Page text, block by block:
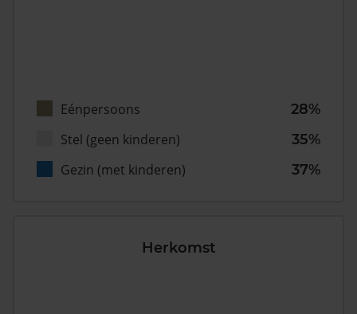
Eénpersoons
28%
Stel (geen kinderen)
35%
Gezin (met kinderen)
37%
Herkomst